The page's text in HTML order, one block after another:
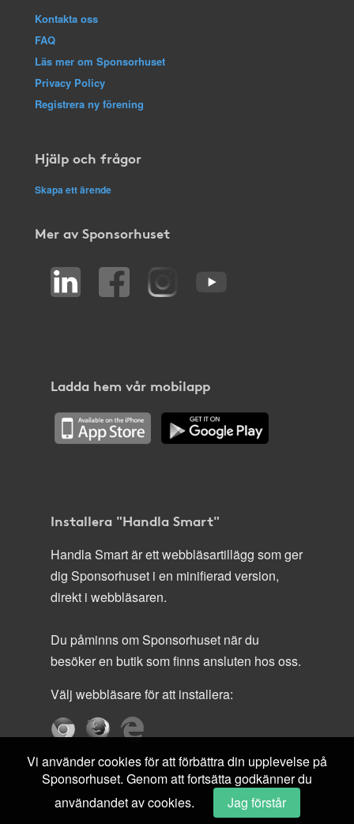
Kontakta oss
FAQ
Läs mer om Sponsorhuset
Privacy Policy
Registrera ny förening
Hjälp och frågor
Skapa ett ärende
Mer av Sponsorhuset
Ladda hem vår mobilapp
Installera "Handla Smart"
Handla Smart är ett webbläsartillägg som ger
dig Sponsorhuset i en minifierad version,
direkt i webbläsaren.
Du påminns om Sponsorhuset när du
besöker en butik som finns ansluten hos oss.
Välj webbläsare för att installera:
Vi använder cookies för att förbättra din upplevelse på
Sponsorhuset. Genom att fortsätta godkänner du
användandet av cookies.
Jag förstår